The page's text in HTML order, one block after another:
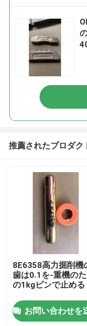
家
推薦されたプロダク
8E6358高力掘削機
歯は0.1を-重機の
の1kgピンで止める
お問い合わせを